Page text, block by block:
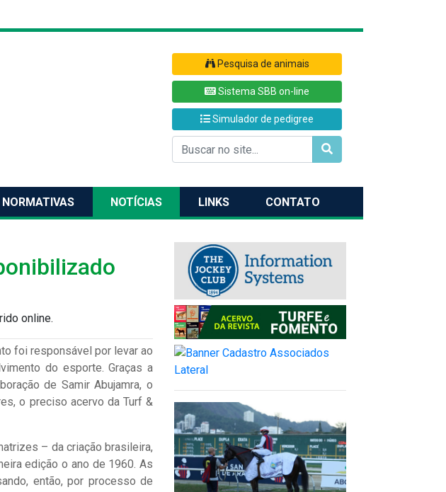
Pesquisa de animais
Sistema SBB on-line
Simulador de pedigree
NORMATIVAS NOTÍCIAS LINKS CONTATO
online.
foi responsável por levar ao
do esporte. Graças a
de Samir Abujamra, o
o preciso acervo da Turf &
– da criação brasileira,
edição o ano de 1960. As
então, por processo de